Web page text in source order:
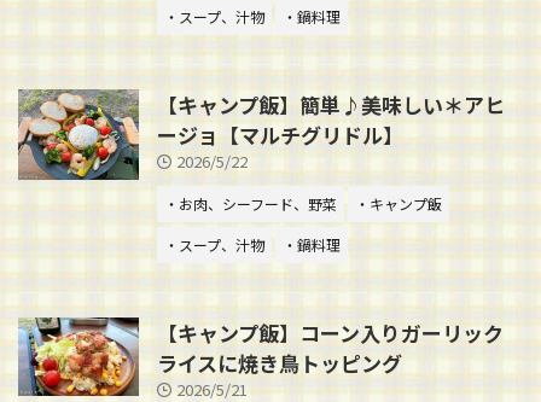
・スープ、汁物
・鍋料理
【キャンプ飯】簡単♪美味しい＊アヒ
ージョ【マルチグリドル】
2026/5/22
・お肉、シーフード、野菜
・キャンプ飯
・スープ、汁物
・鍋料理
【キャンプ飯】コーン入りガーリック
ライスに焼き鳥トッピング
2026/5/21